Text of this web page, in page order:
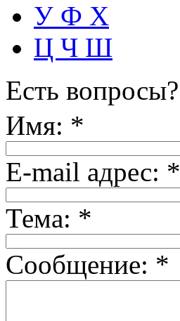
У Ф Х
Ц Ч Ш
Есть вопросы?
Имя: *
E-mail адрес: *
Тема: *
Сообщение: *